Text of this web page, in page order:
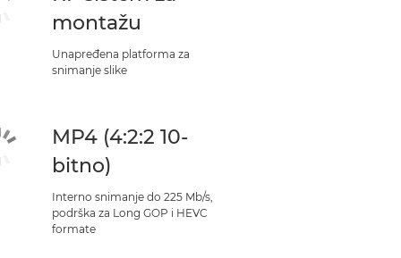
montažu
Unapređena platforma za
snimanje slike
MP4 (4:2:2 10-
bitno)
Interno snimanje do 225 Mb/s,
podrška za Long GOP i HEVC
formate